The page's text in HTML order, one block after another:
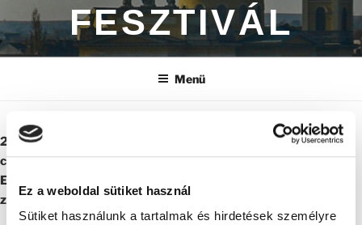
Ez a weboldal sütiket használ
Sütiket használunk a tartalmak és hirdetések személyre
FESZTIVÁL
Menü
2024. június 21 és 23. között tündérek, varázslatok és
csodák bűvöletébe kerül Eger, Dédestapolcsány, sőt
Egerszalók is. Tartalmas koncertekre invitáljuk a barokk
zene szerelmeseit a nyári hosszú hétvégén.